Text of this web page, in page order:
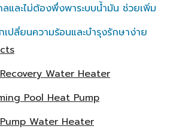
Water Heater
Pool Heat Pump
Water Heater
และไม่ต้องพึ่งพาระบบน้ำมัน ช่วยเพิ่ม
ปลี่ยนความร้อนและบำรุงรักษาง่าย